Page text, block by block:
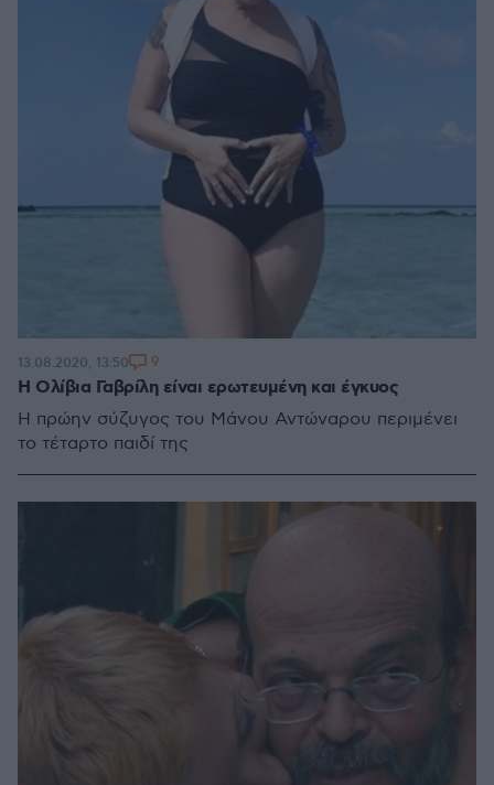
Η Ολίβια Γαβρίλη είναι ερωτευμένη και έγκυος
Η πρώην σύζυγος του Μάνου Αντώναρου περιμένει
το τέταρτο παιδί της
13.08.2020, 13:50 9